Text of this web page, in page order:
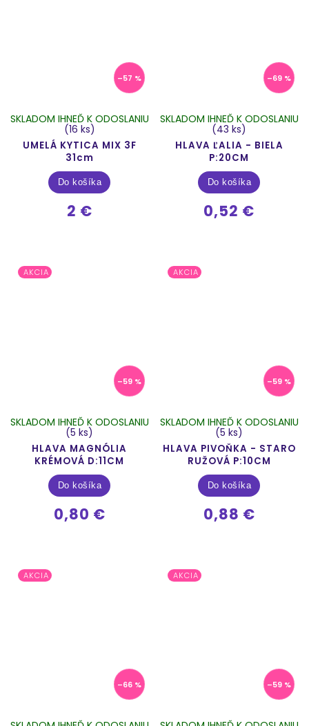
–57 %
UMELÁ KYTICA MIX 3F
31cm
SKLADOM IHNEĎ K ODOSLANIU
(16 ks)
2 €
Do košíka
–69 %
HLAVA ĽALIA - BIELA
P:20CM
SKLADOM IHNEĎ K ODOSLANIU
(43 ks)
0,52 €
Do košíka
AKCIA
–59 %
HLAVA MAGNÓLIA
KRÉMOVÁ D:11CM
SKLADOM IHNEĎ K ODOSLANIU
(5 ks)
0,80 €
Do košíka
AKCIA
–59 %
HLAVA PIVOŇKA - STARO
RUŽOVÁ P:10CM
SKLADOM IHNEĎ K ODOSLANIU
(5 ks)
0,88 €
Do košíka
AKCIA
–66 %
AKCIA
–59 %